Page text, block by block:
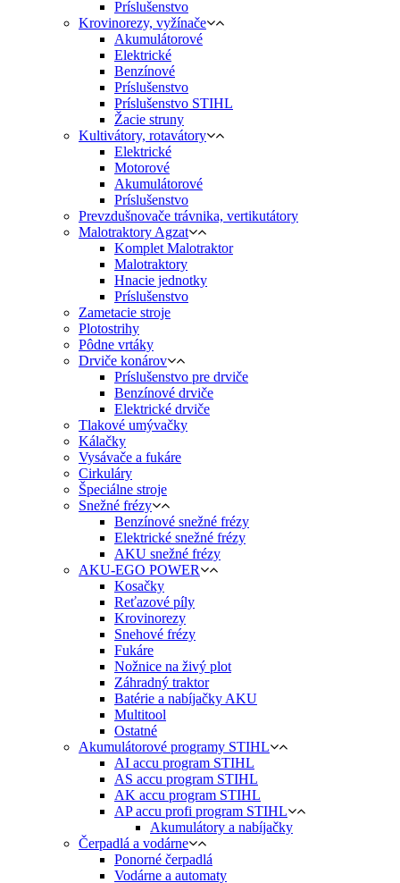
Príslušenstvo
Krovinorezy, vyžínače
Akumulátorové
Elektrické
Benzínové
Príslušenstvo
Príslušenstvo STIHL
Žacie struny
Kultivátory, rotavátory
Elektrické
Motorové
Akumulátorové
Príslušenstvo
Prevzdušnovače trávnika, vertikutátory
Malotraktory Agzat
Komplet Malotraktor
Malotraktory
Hnacie jednotky
Príslušenstvo
Zametacie stroje
Plotostrihy
Pôdne vrtáky
Drviče konárov
Príslušenstvo pre drviče
Benzínové drviče
Elektrické drviče
Tlakové umývačky
Kálačky
Vysávače a fukáre
Cirkuláry
Špeciálne stroje
Snežné frézy
Benzínové snežné frézy
Elektrické snežné frézy
AKU snežné frézy
AKU-EGO POWER
Kosačky
Reťazové píly
Krovinorezy
Snehové frézy
Fukáre
Nožnice na živý plot
Záhradný traktor
Batérie a nabíjačky AKU
Multitool
Ostatné
Akumulátorové programy STIHL
AI accu program STIHL
AS accu program STIHL
AK accu program STIHL
AP accu profi program STIHL
Akumulátory a nabíjačky
Čerpadlá a vodárne
Ponorné čerpadlá
Vodárne a automaty